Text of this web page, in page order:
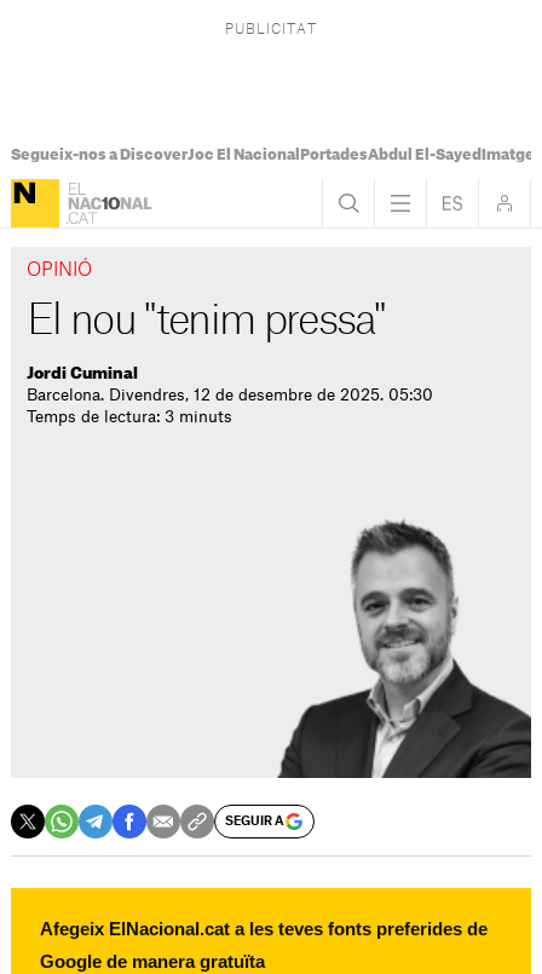
Segueix-nos a DiscoverJoc El Nacional PortadesAbdul El-Sayed
OPINIÓ
El nou "tenim pressa"
Jordi Cuminal
Barcelona. Divendres, 12 de desembre de 2025. 05:30
Temps de lectura: 3 minuts
SEGUIR A
Afegeix ElNacional.cat a les teves fonts preferides de
Google de manera gratuïta